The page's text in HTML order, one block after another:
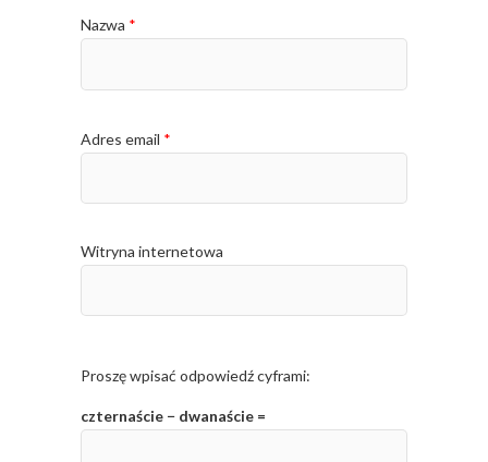
Nazwa *
Adres email *
Witryna internetowa
Proszę wpisać odpowiedź cyframi:
czternaście − dwanaście =